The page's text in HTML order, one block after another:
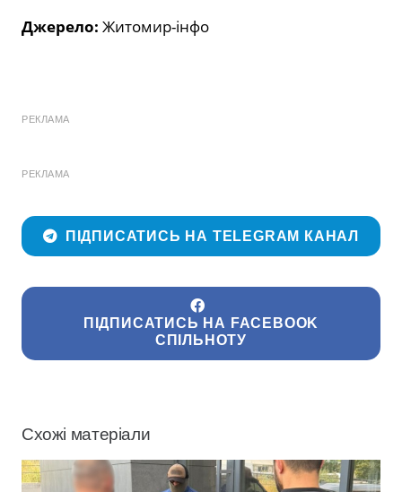
Джерело: Житомир-інфо
РЕКЛАМА
РЕКЛАМА
ПІДПИСАТИСЬ НА TELEGRAM КАНАЛ
ПІДПИСАТИСЬ НА FACEBOOK
СПІЛЬНОТУ
Схожі матеріали